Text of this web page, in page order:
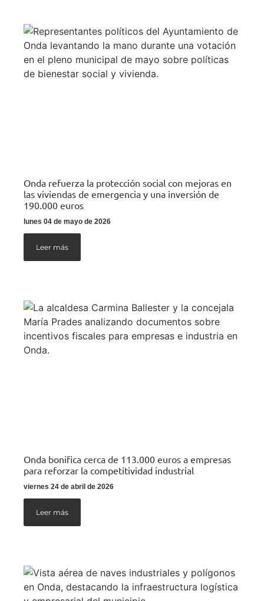
Onda refuerza la protección social con mejoras en
las viviendas de emergencia y una inversión de
190.000 euros
lunes 04 de mayo de 2026
Leer más
Onda bonifica cerca de 113.000 euros a empresas
para reforzar la competitividad industrial
viernes 24 de abril de 2026
Leer más